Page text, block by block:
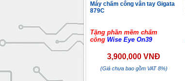
Máy chấm công vân tay Gigata
879C
Tặng phần mềm chấm
công Wise Eye On39
3,900,000 VNĐ
(Giá chưa bao gồm VAT 8%)